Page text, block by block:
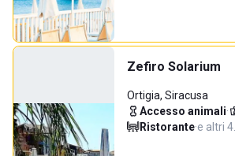
Zefiro Solarium
Ortigia, Siracusa
Accesso animali·
Ristorante·e altri 4…